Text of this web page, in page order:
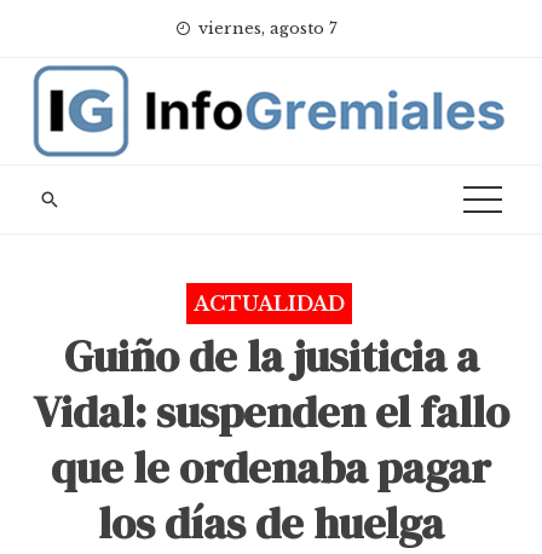
content
viernes, agosto 7
ACTUALIDAD
Guiño de la jusiticia a
Vidal: suspenden el fallo
que le ordenaba pagar
los días de huelga